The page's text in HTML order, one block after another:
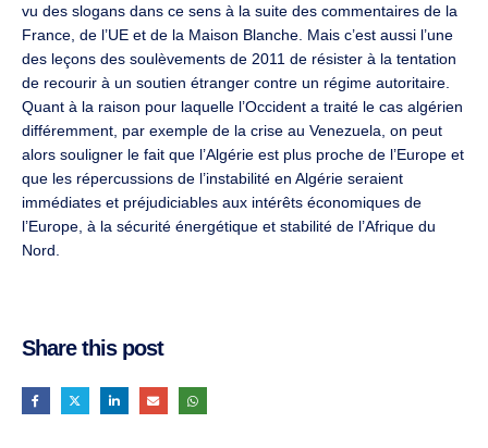
vu des slogans dans ce sens à la suite des commentaires de la
France, de l’UE et de la Maison Blanche. Mais c’est aussi l’une
des leçons des soulèvements de 2011 de résister à la tentation
de recourir à un soutien étranger contre un régime autoritaire.
Quant à la raison pour laquelle l’Occident a traité le cas algérien
différemment, par exemple de la crise au Venezuela, on peut
alors souligner le fait que l’Algérie est plus proche de l’Europe et
que les répercussions de l’instabilité en Algérie seraient
immédiates et préjudiciables aux intérêts économiques de
l’Europe, à la sécurité énergétique et stabilité de l’Afrique du
Nord.
Share this post